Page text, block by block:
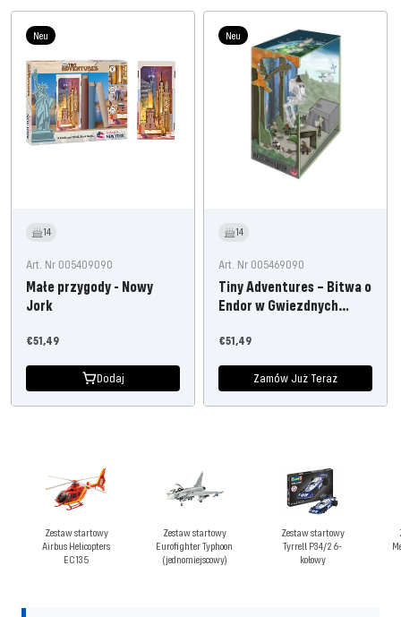
Neu
14
Art. Nr 005409090
Małe przygody - Nowy
Jork
Oferta
€51,49
Dodaj
Neu
14
Art. Nr 005469090
Tiny Adventures – Bitwa o
Endor w Gwiezdnych
Oferta
€51,49
Zamów Już Teraz
Zestaw startowy
Airbus Helicopters
EC135
Zestaw startowy
Eurofighter Typhoon
(jednomiejscowy)
Zestaw startowy
Tyrrell P34/2 6-
kołowy